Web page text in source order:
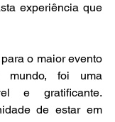
experiência que
o maior evento
mundo, foi uma
e gratificante.
de estar em